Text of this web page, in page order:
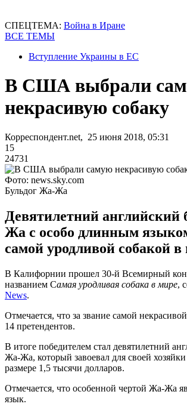
СПЕЦТЕМА: Война в Иране
ВСЕ ТЕМЫ
Вступление Украины в ЕС
В США выбрали
некрасивую собаку
Корреспондент.net, 25 июня 2018, 05:31
15
24731
Фото: news.sky.com
Бульдог Жа-Жа
Девятилетний английский
Жа с особо длинным
самой уродливой собакой в
В Калифорнии прошел 30-й Всемирный
названием Самая уродливая собака в мире,
News.
Отмечается, что за звание самой
14 претендентов.
В итоге победителем стал девятилетний
Жа-Жа, который завоевал для своей
размере 1,5 тысячи долларов.
Отмечается, что особенной чертой Жа-Жа
язык.